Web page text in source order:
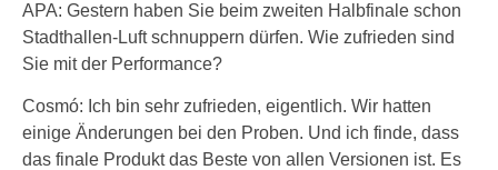
APA: Gestern haben Sie beim zweiten Halbfinale schon
Stadthallen-Luft schnuppern dürfen. Wie zufrieden sind
Sie mit der Performance?
Cosmó: Ich bin sehr zufrieden, eigentlich. Wir hatten
einige Änderungen bei den Proben. Und ich finde, dass
das finale Produkt das Beste von allen Versionen ist. Es